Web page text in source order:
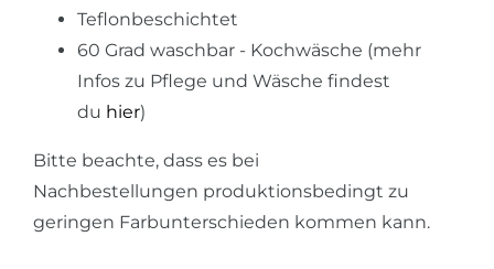
Teflonbeschichtet
60 Grad waschbar - Kochwäsche (mehr
Infos zu Pflege und Wäsche findest
du hier)
Bitte beachte, dass es bei
Nachbestellungen produktionsbedingt zu
geringen Farbunterschieden kommen kann.